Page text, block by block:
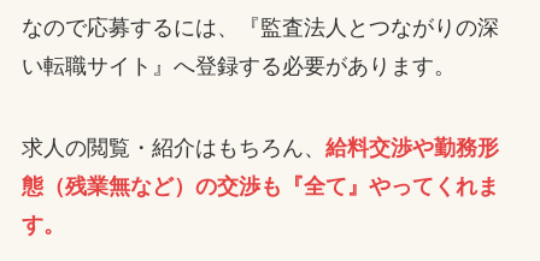
なので応募するには、『監査法人とつながりの深
い転職サイト』へ登録する必要があります。
求人の閲覧・紹介はもちろん、 給料交渉や勤務形
態（残業無など）の交渉も『全て』やってくれま
す。